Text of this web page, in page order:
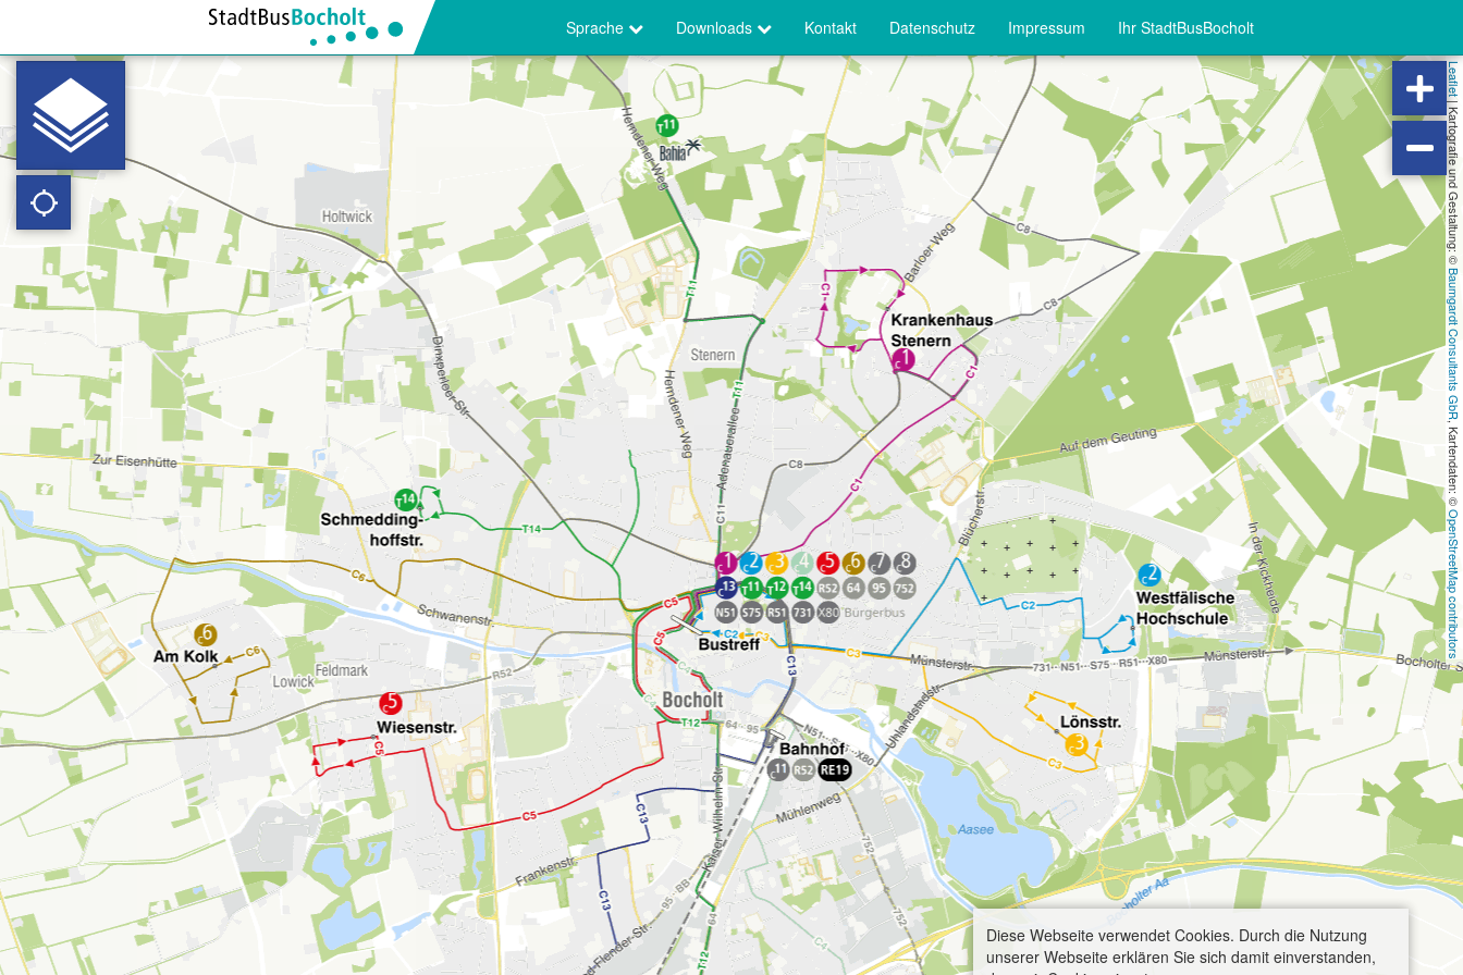
Sprache Downloads Kontakt Datenschutz Impressum Ihr StadtBusBocholt
Leaflet
|
Kartografie und Gestaltung: ©
Baumgardt Consultants GbR
, Kartendaten: ©
OpenStreetMap contributors
Diese Webseite verwendet Cookies. Durch die Nutzung
unserer Webseite erklären Sie sich damit einverstanden,